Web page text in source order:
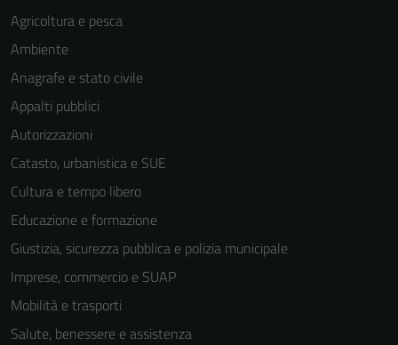
Agricoltura e pesca
Ambiente
Anagrafe e stato civile
Appalti pubblici
Autorizzazioni
Catasto, urbanistica e SUE
Cultura e tempo libero
Educazione e formazione
Giustizia, sicurezza pubblica e polizia municipale
Imprese, commercio e SUAP
Mobilità e trasporti
Salute, benessere e assistenza